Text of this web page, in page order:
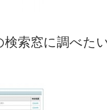
索窓に調べた